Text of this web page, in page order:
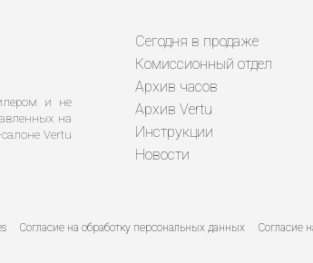
и не
на
Vertu
Сегодня в продаже
Комиссионный отдел
Архив часов
Архив Vertu
Инструкции
Новости
Согласие на обработку персональных данных Согласие